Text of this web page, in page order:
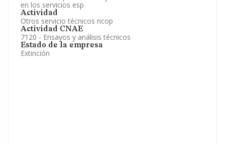
en los servicios esp
Actividad
Otros servicio técnicos ncop
Actividad CNAE
7120 - Ensayos y análisis técnicos
Estado de la empresa
Extinción